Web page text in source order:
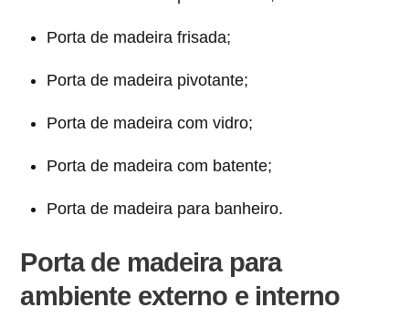
Porta de madeira frisada;
Porta de madeira pivotante;
Porta de madeira com vidro;
Porta de madeira com batente;
Porta de madeira para banheiro.
Porta de madeira para
ambiente externo e interno